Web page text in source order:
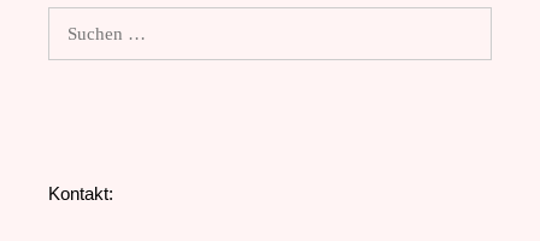
nach:
Kontakt: